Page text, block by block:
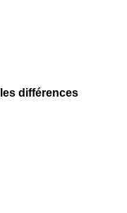
différences